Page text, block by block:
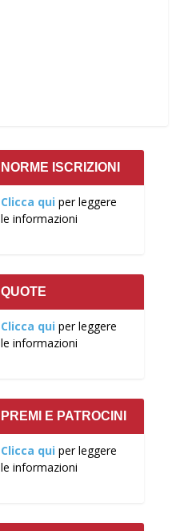
NORME ISCRIZIONI
Clicca qui per leggere
le informazioni
QUOTE
Clicca qui per leggere
le informazioni
PREMI E PATROCINI
Clicca qui per leggere
le informazioni